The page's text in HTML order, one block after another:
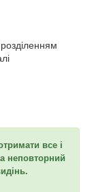
все і
неповторний